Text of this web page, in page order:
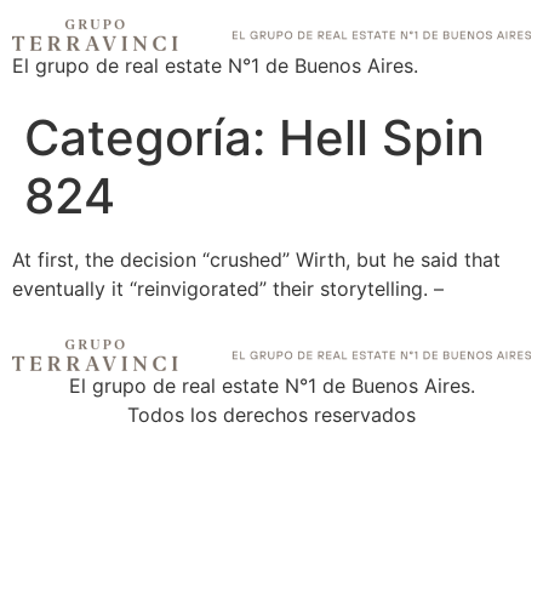
El grupo de real estate N°1 de Buenos Aires.
Categoría: Hell Spin
824
At first, the decision “crushed” Wirth, but he said that
eventually it “reinvigorated” their storytelling. –
El grupo de real estate N°1 de Buenos Aires.
Todos los derechos reservados